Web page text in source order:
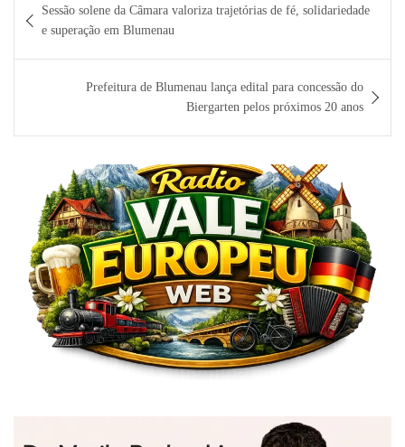
de
Post
Sessão solene da Câmara valoriza trajetórias de fé, solidariedade
e superação em Blumenau
Prefeitura de Blumenau lança edital para concessão do
Biergarten pelos próximos 20 anos